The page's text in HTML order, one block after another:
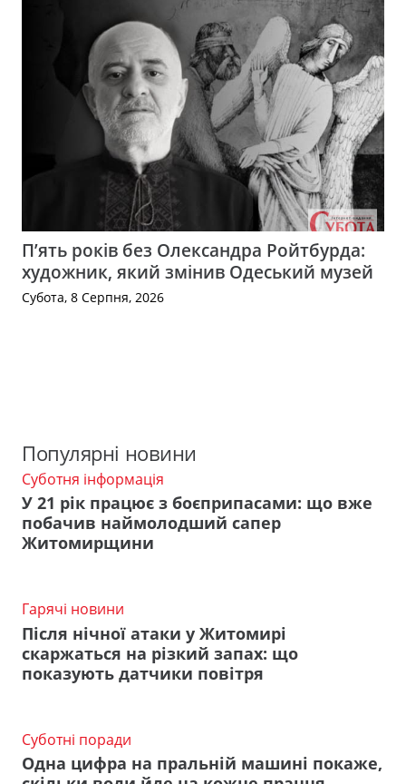
П’ять років без Олександра Ройтбурда:
художник, який змінив Одеський музей
Субота, 8 Серпня, 2026
Популярні новини
Суботня інформація
У 21 рік працює з боєприпасами: що вже
побачив наймолодший сапер
Житомирщини
Гарячі новини
Після нічної атаки у Житомирі
скаржаться на різкий запах: що
показують датчики повітря
Суботні поради
Одна цифра на пральній машині покаже,